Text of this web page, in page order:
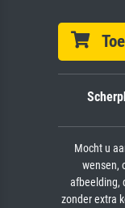
Mocht u
wensen,
afbeelding,
zonder extra